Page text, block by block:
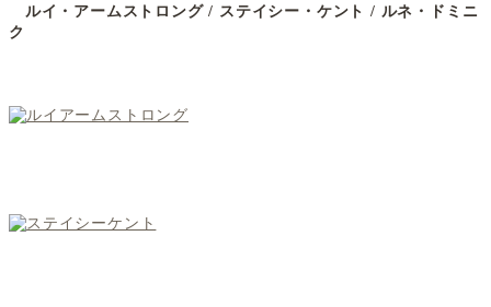
ルイ・アームストロング / ステイシー・ケント / ルネ・ドミニ
ク